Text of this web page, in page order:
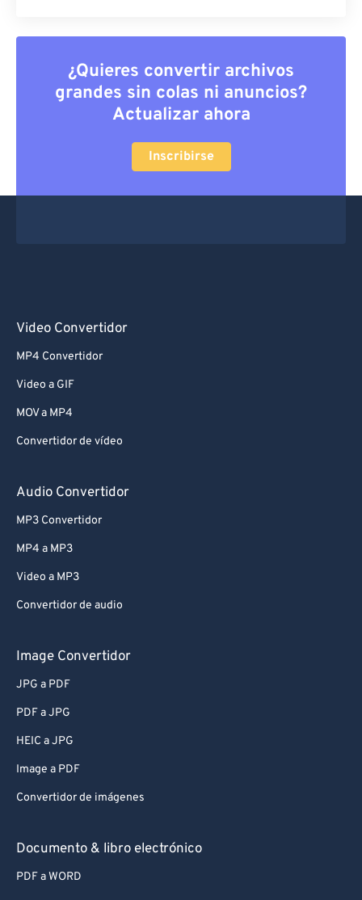
¿Quieres convertir archivos
grandes sin colas ni anuncios?
Actualizar ahora
Inscribirse
Video Convertidor
MP4 Convertidor
Video a GIF
MOV a MP4
Convertidor de vídeo
Audio Convertidor
MP3 Convertidor
MP4 a MP3
Video a MP3
Convertidor de audio
Image Convertidor
JPG a PDF
PDF a JPG
HEIC a JPG
Image a PDF
Convertidor de imágenes
Documento & libro electrónico
PDF a WORD